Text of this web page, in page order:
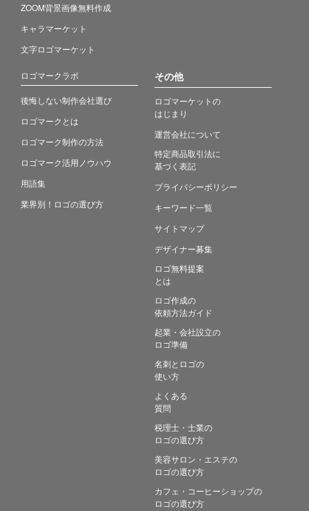
ZOOM背景画像無料作成
キャラマーケット
文字ロゴマーケット
ロゴマークラボ
後悔しない制作会社選び
ロゴマークとは
ロゴマーク制作の方法
ロゴマーク活用ノウハウ
用語集
業界別！ロゴの選び方
その他
ロゴマーケットの
はじまり
運営会社について
特定商品取引法に
基づく表記
プライバシーポリシー
キーワード一覧
サイトマップ
デザイナー募集
ロゴ無料提案
とは
ロゴ作成の
依頼方法ガイド
起業・会社設立の
ロゴ準備
名刺とロゴの
使い方
よくある
質問
税理士・士業の
ロゴの選び方
美容サロン・エステの
ロゴの選び方
カフェ・コーヒーショップの
ロゴの選び方